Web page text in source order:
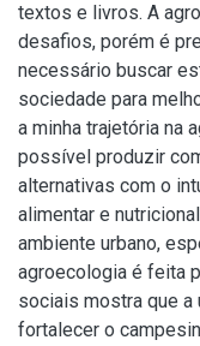
textos e livros. A
desafios, porém é
necessário buscar
sociedade para
a minha trajetória na
possível produzir
alternativas com o
alimentar e
ambiente urbano,
agroecologia é feita
sociais mostra que a
fortalecer o